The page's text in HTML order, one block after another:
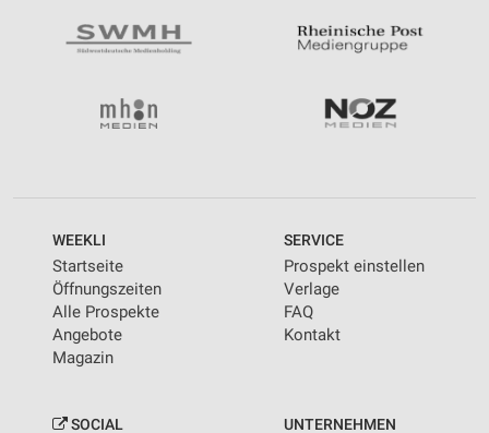
WEEKLI
Startseite
Öffnungszeiten
Alle Prospekte
Angebote
Magazin
SERVICE
Prospekt einstellen
Verlage
FAQ
Kontakt
SOCIAL UNTERNEHMEN